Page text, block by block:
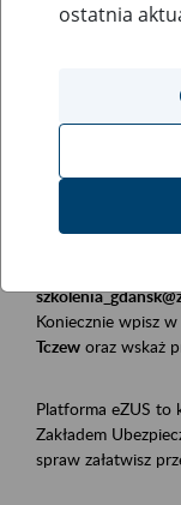
Szkolenia
Obszar
Płatnicy,
Opis wydarzenia
Szkolenie
Koniecznie wpisz
Tczew oraz wskaż
Platforma eZUS to
Zakładem
spraw załatwisz
ostatnia